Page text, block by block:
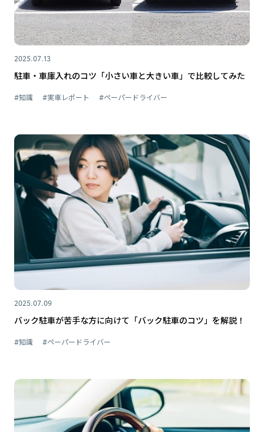
2025.07.13
駐車・車庫入れのコツ「小さい車と大きい車」で比較してみた
#知識 #実車レポート #ペーパードライバー
2025.07.09
バック駐車が苦手な方に向けて「バック駐車のコツ」を解説！
#知識 #ペーパードライバー